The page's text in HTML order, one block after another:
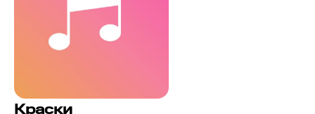
Краски